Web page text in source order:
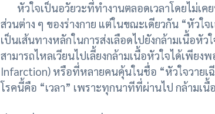
หัวใจเป็นอวัยวะที่ทำงานตลอดเวลาโดยไม่เ
ส่วนต่าง ๆ ของร่างกาย แต่ในขณะเดียวกัน “หัวใ
เป็นเส้นทางหลักในการส่งเลือดไปยังกล้ามเนื้อหั
สามารถไหลเวียนไปเลี้ยงกล้ามเนื้อหัวใจได้เพีย
Infarction) หรือที่หลายคนคุ้นในชื่อ “หัวใจวาย
โรคนี้คือ “เวลา” เพราะทุกนาทีที่ผ่านไป กล้ามเ